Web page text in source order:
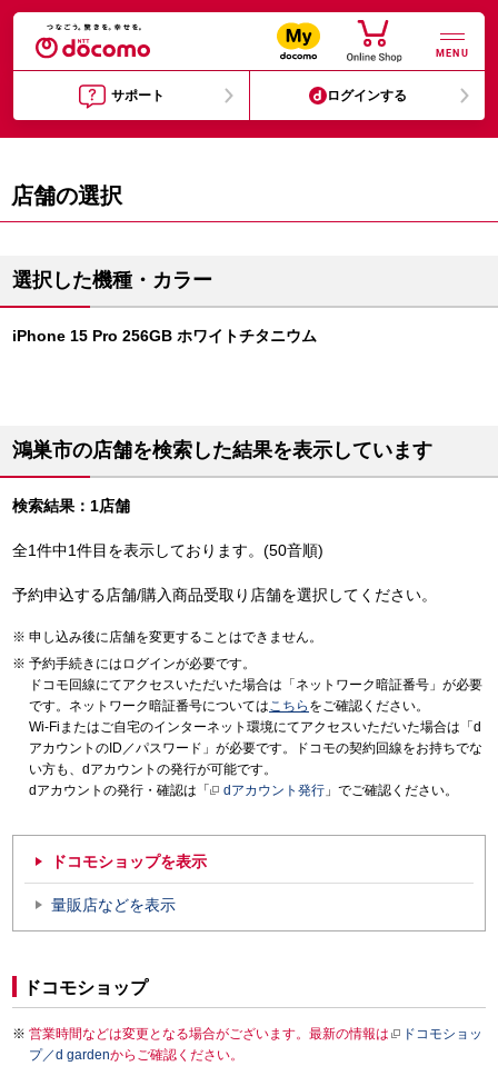
MENU
サポート ログインする
店舗の選択
選択した機種・カラー
iPhone 15 Pro 256GB ホワイトチタニウム
鴻巣市の店舗を検索した結果を表示しています
検索結果：1店舗
全1件中1件目を表示しております。(50音順)
予約申込する店舗/購入商品受取り店舗を選択してください。
申し込み後に店舗を変更することはできません。
予約手続きにはログインが必要です。
ドコモ回線にてアクセスいただいた場合は「ネットワーク暗証番号」が必要
です。ネットワーク暗証番号についてはこちら をご確認ください。
Wi-Fiまたはご自宅のインターネット環境にてアクセスいただいた場合は「d
アカウントのID／パスワード」が必要です。ドコモの契約回線をお持ちでな
い方も、dアカウントの発行が可能です。
dアカウントの発行・確認は「
dアカウント発行 」でご確認ください。
ドコモショップを表示
量販店などを表示
ドコモショップ
営業時間などは変更となる場合がございます。最新の情報は
ドコモショッ
プ／d gardenからご確認ください。